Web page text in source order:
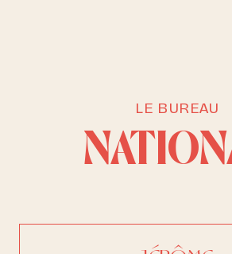
LE BUREAU